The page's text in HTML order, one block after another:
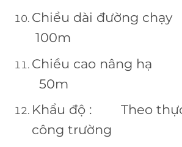
Chiều dài đường
100m
Chiều cao
50m
Khẩu độ : Theo
công trường